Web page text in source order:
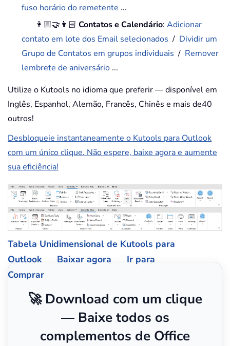
fuso horário do remetente ...
👩🏼‍🤝‍👩🏻Contatos e Calendário:Adicionar
contato em lote dos Email selecionados / Dividir um
Grupo de Contatos em grupos individuais / Remover
lembrete de aniversário ...
Utilize o Kutools no idioma que preferir — disponível em
Inglês, Espanhol, Alemão, Francês, Chinês e mais de40
outros!
Desbloqueie instantaneamente o Kutools para Outlook
com um único clique. Não espere, baixe agora e aumente
sua eficiência!
Tabela Unidimensional de Kutools para
Outlook
Baixar agora
Ir para
Comprar
🚀 Download com um clique
— Baixe todos os
complementos de Office